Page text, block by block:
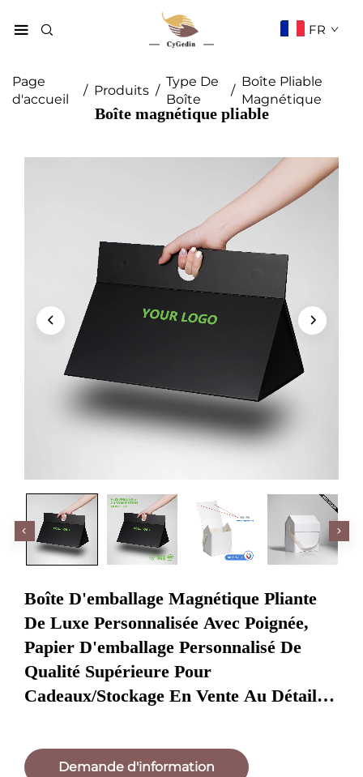
FR
Page
d'accueil
/ Produits /
Type De
Boîte
/
Boîte Pliable
Magnétique
Boîte magnétique pliable
Boîte D'emballage Magnétique Pliante
De Luxe Personnalisée Avec Poignée,
Papier D'emballage Personnalisé De
Qualité Supérieure Pour
Cadeaux/stockage En Vente Au Détail
Demande d'information